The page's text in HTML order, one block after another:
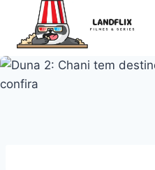
Conteúdo